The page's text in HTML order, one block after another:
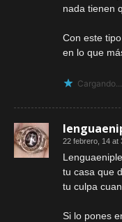
nada tienen
Con este
en lo que
Cargando...
22 febrero, 14 at
tu casa que
tu culpa
Si lo pones